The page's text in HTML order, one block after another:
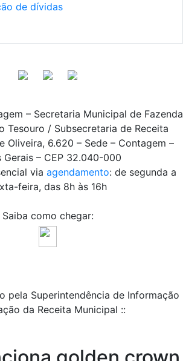
de dívidas
– Secretaria Municipal de Fazenda
Tesouro / Subsecretaria de Receita
Oliveira, 6.620 – Sede – Contagem –
Gerais – CEP 32.040-000
via agendamento: de segunda a
feira, das 8h às 16h
Saiba como chegar:
pela Superintendência de Informação
da Receita Municipal ::